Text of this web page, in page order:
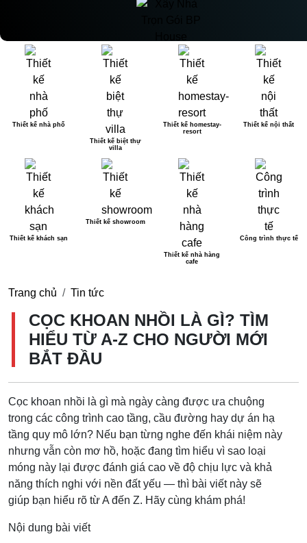
Thiết kế nhà phố
Thiết kế biệt thự
villa
Thiết kế homestay-
resort
Thiết kế nội thất
Thiết kế khách sạn
Thiết kế showroom
Thiết kế nhà hàng
cafe
Công trình thực tế
Trang chủ Tin tức
CỌC KHOAN NHỒI LÀ GÌ? TÌM
HIỂU TỪ A-Z CHO NGƯỜI MỚI
BẮT ĐẦU
Cọc khoan nhồi là gì mà ngày càng được ưa chuộng
trong các công trình cao tầng, cầu đường hay dự án hạ
tầng quy mô lớn? Nếu bạn từng nghe đến khái niệm này
nhưng vẫn còn mơ hồ, hoặc đang tìm hiểu vì sao loại
móng này lại được đánh giá cao về độ chịu lực và khả
năng thích nghi với nền đất yếu — thì bài viết này sẽ
giúp bạn hiểu rõ từ A đến Z. Hãy cùng khám phá!
Nội dung bài viết